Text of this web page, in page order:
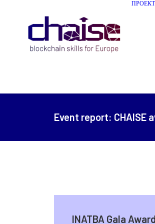
Event report: CHAISE
INATBA Gala